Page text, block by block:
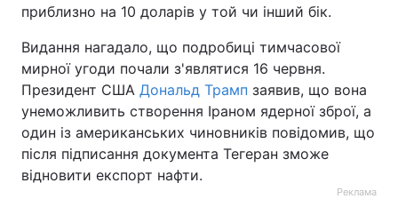
приблизно на 10 доларів у той чи інший бік.
Видання нагадало, що подробиці тимчасової
мирної угоди почали з'являтися 16 червня.
Президент США Дональд Трамп заявив, що вона
унеможливить створення Іраном ядерної зброї, а
один із американських чиновників повідомив, що
після підписання документа Тегеран зможе
відновити експорт нафти.
Реклама